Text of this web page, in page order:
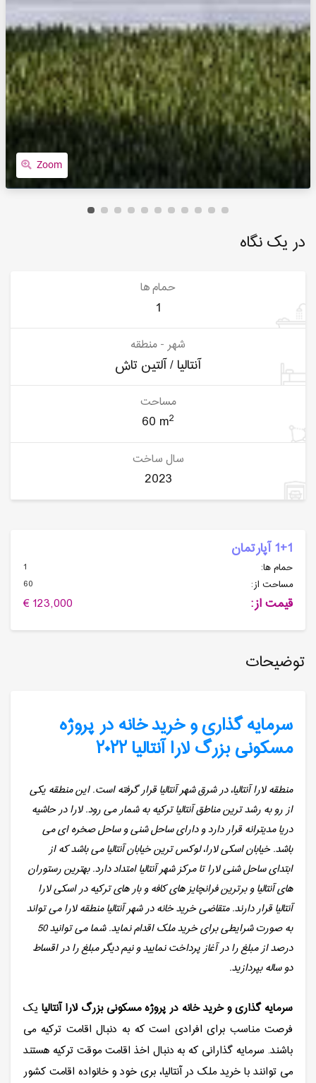
Zoom
در یک نگاه
حمام ها
1
شهر - منطقه
آنتالیا / آلتین تاش
مساحت
60 m2
سال ساخت
2023
1+1 آپارتمان
حمام ها:
1
مساحت از:
60
قیمت از: 123,000 €
توضیحات
سرمایه گذاری و خرید خانه در پروژه
مسکونی بزرگ لارا آنتالیا ۲۰۲۲
منطقه لارا آنتالیا، در شرق شهر آنتالیا قرار گرفته است. این منطقه یکی
از رو به رشد ترین مناطق آنتالیا ترکیه به شمار می رود. لارا در حاشیه
دریا مدیترانه قرار دارد و دارای ساحل شنی و ساحل صخره ای می
باشد. خیابان اسکی لارا، لوکس ترین خیابان آنتالیا می باشد که از
ابتدای ساحل شنی لارا تا مرکز شهر آنتالیا امتداد دارد. بهترین رستوران
های آنتالیا و برترین فرانچایز های کافه و بار های ترکیه در اسکی لارا
آنتالیا قرار دارند. متقاضی خرید خانه در شهر آنتالیا منطقه لارا می تواند
به صورت شرایطی برای خرید ملک اقدام نماید. شما می توانید 50
درصد از مبلغ را در آغاز پرداخت نمایید و نیم دیگر مبلغ را در اقساط
دو ساله بپردازید.
سرمایه گذاری و خرید خانه در پروژه مسکونی بزرگ لارا آنتالیایک
فرصت مناسب برای افرادی است که به دنبال اقامت ترکیه می
باشند. سرمایه گذارانی که به دنبال اخذ اقامت موقت ترکیه هستند
می توانند با خرید ملک در آنتالیا، بری خود و خانواده اقامت کشور